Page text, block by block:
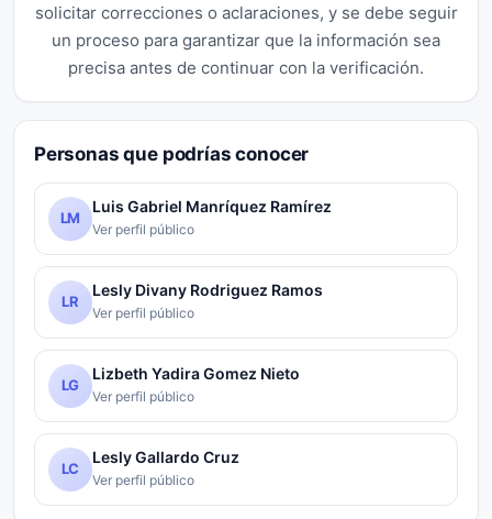
solicitar correcciones o aclaraciones, y se debe seguir
un proceso para garantizar que la información sea
precisa antes de continuar con la verificación.
Personas que podrías conocer
LM
Luis Gabriel Manríquez Ramírez
Ver perfil público
LR
Lesly Divany Rodriguez Ramos
Ver perfil público
LG
Lizbeth Yadira Gomez Nieto
Ver perfil público
LC
Lesly Gallardo Cruz
Ver perfil público